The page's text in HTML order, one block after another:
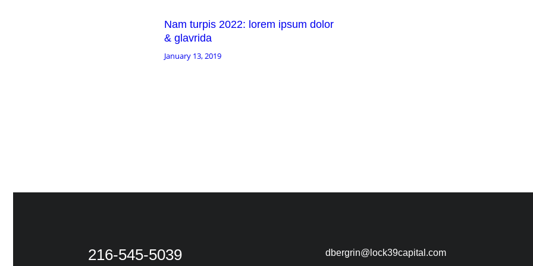
Nam turpis 2022: lorem ipsum dolor
& glavrida
January 13, 2019
216-545-5039 dbergrin@lock39capital.com